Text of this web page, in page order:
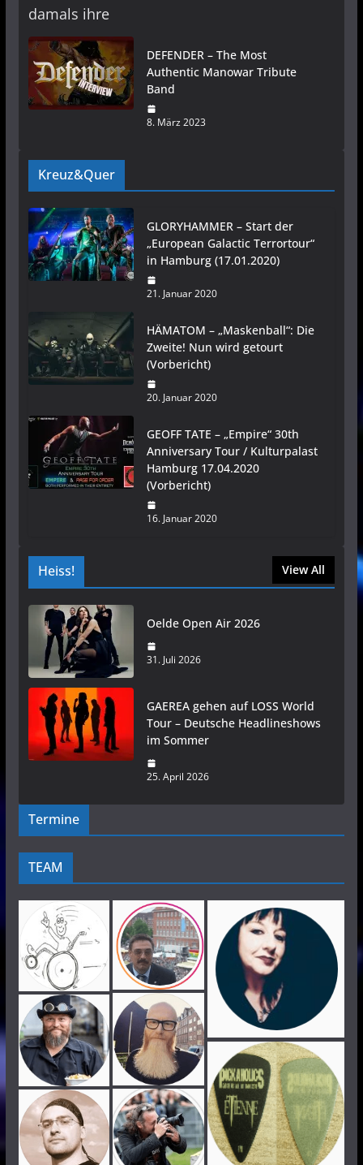
damals ihre
DEFENDER – The Most
Authentic Manowar Tribute
Band
8. März 2023
Kreuz&Quer
GLORYHAMMER – Start der
„European Galactic Terrortour“
in Hamburg (17.01.2020)
21. Januar 2020
HÄMATOM – „Maskenball“: Die
Zweite! Nun wird getourt
(Vorbericht)
20. Januar 2020
GEOFF TATE – „Empire“ 30th
Anniversary Tour / Kulturpalast
Hamburg 17.04.2020
(Vorbericht)
16. Januar 2020
Heiss! View All
Oelde Open Air 2026
31. Juli 2026
GAEREA gehen auf LOSS World
Tour – Deutsche Headlineshows
im Sommer
25. April 2026
Termine
TEAM